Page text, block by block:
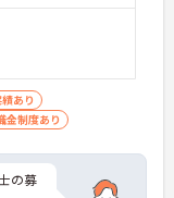
で、
か
格の
性を
報酬
あり
金制度あり
の募